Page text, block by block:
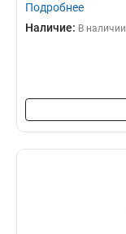
Подробнее
Наличие: В наличии